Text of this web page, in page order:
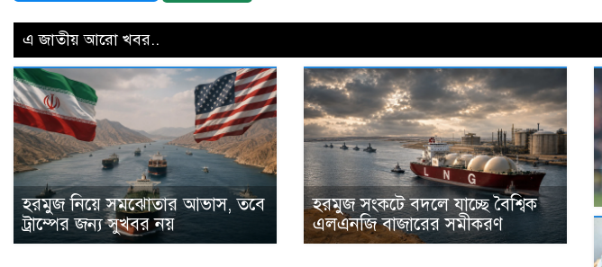
এ জাতীয় আরো খবর..
হরমুজ নিয়ে সমঝোতার আভাস, তবে
ট্রাম্পের জন্য সুখবর নয়
হরমুজ সংকটে বদলে যাচ্ছে বৈশ্বিক
এলএনজি বাজারের সমীকরণ